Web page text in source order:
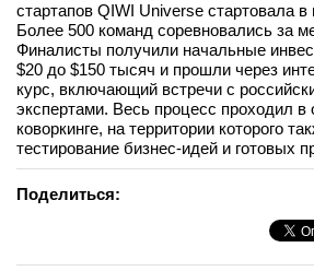
стартапов QIWI Universe стартовала в
Более 500 команд соревновались за
Финалисты получили начальные
$20 до $150 тысяч и прошли через
курс, включающий встречи с
экспертами. Весь процесс проходил в
коворкинге, на территории которого
тестирование бизнес-идей и готовых
Поделиться: